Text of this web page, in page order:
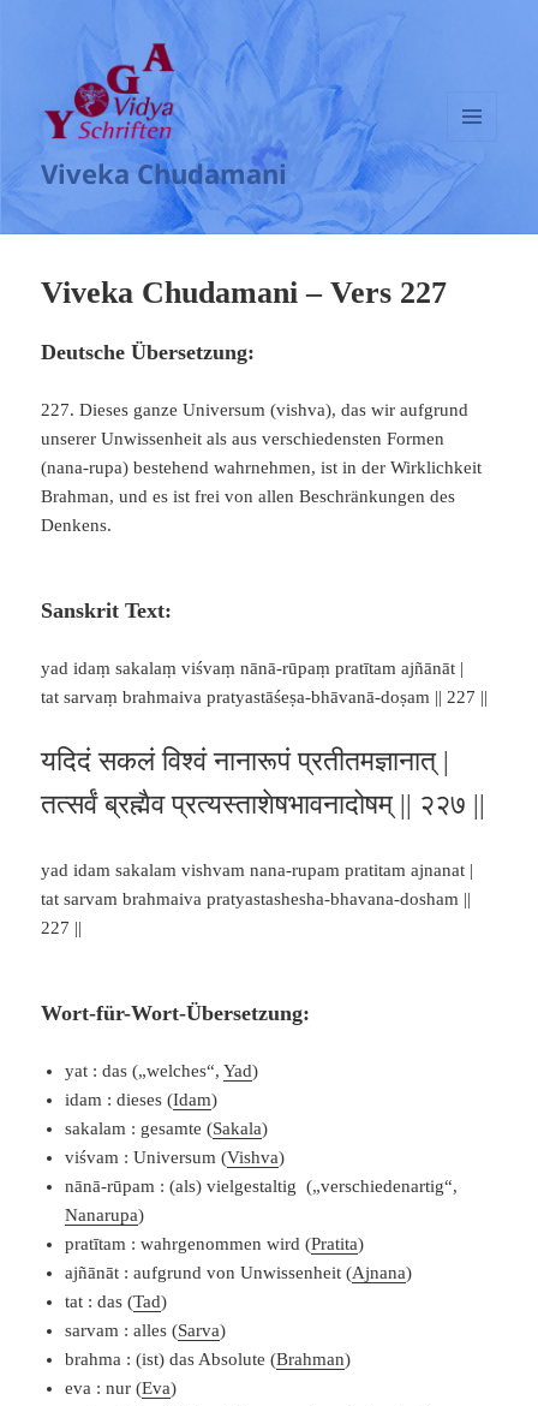
Viveka Chudamani
UND
WIDGETS
Viveka Chudamani – Vers 227
Deutsche Übersetzung:
227. Dieses ganze Universum (vishva), das wir aufgrund
unserer Unwissenheit als aus verschiedensten Formen
(nana-rupa) bestehend wahrnehmen, ist in der Wirklichkeit
Brahman, und es ist frei von allen Beschränkungen des
Denkens.
Sanskrit Text:
yad idaṃ sakalaṃ viśvaṃ nānā-rūpaṃ pratītam ajñānāt |
tat sarvaṃ brahmaiva pratyastāśeṣa-bhāvanā-doṣam || 227 ||
यदिदं सकलं विश्वं नानारूपं प्रतीतमज्ञानात् |
तत्सर्वं ब्रह्मैव प्रत्यस्ताशेषभावनादोषम् || २२७ ||
yad idam sakalam vishvam nana-rupam pratitam ajnanat |
tat sarvam brahmaiva pratyastashesha-bhavana-dosham ||
227 ||
Wort-für-Wort-Übersetzung:
yat : das („welches“,Yad)
idam : dieses (Idam)
sakalam : gesamte (Sakala)
viśvam : Universum (Vishva)
nānā-rūpam : (als) vielgestaltig („verschiedenartig“,
Nanarupa)
pratītam : wahrgenommen wird (Pratita)
ajñānāt : aufgrund von Unwissenheit (Ajnana)
tat : das (Tad)
sarvam : alles (Sarva)
brahma : (ist) das Absolute (Brahman)
eva : nur (Eva)